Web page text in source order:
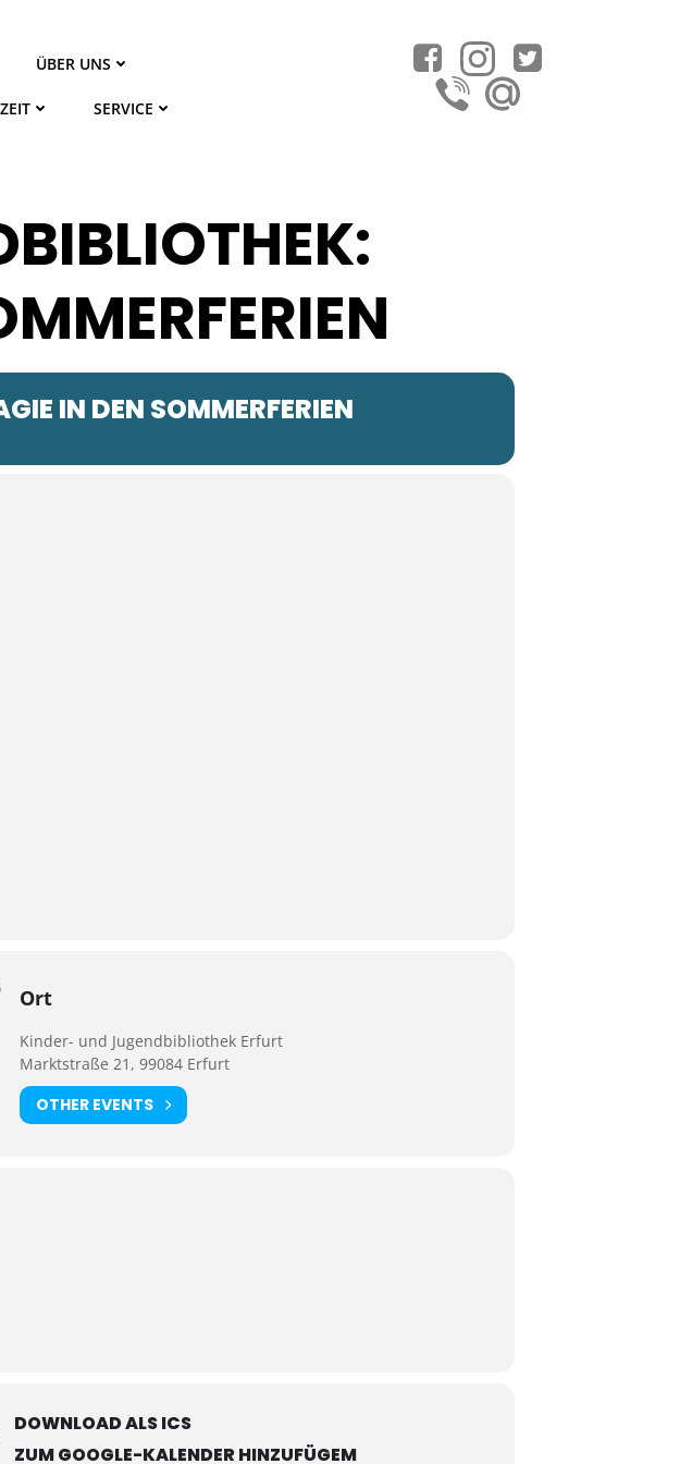
ÜBER UNS
SERVICE
IN DEN SOMMERFERIEN
Ort
Kinder- und Jugendbibliothek Erfurt
Marktstraße 21, 99084 Erfurt
OTHER EVENTS
DOWNLOAD ALS ICS
ZUM GOOGLE-KALENDER HINZUFÜGEM